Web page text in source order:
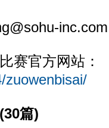
inc.com
官方网站：
zuowenbisai/
篇)